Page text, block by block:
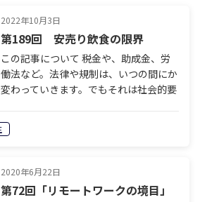
2022年10月3日
第189回 安売り飲食の限界
この記事について 税金や、助成金、労
働法など。法律や規制は、いつの間にか
変わっていきます。でもそれは社会的要
意図があります。誰が、どのような意図
を持って、ルールを書き換えようとして
2020年6月22日
第72回「リモートワークの境目」